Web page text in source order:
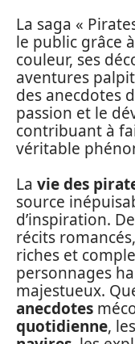
La saga «
le public grâce
couleur, ses
aventures
des anecdotes
passion et le
contribuant à
véritable
La vie des
source
d’inspiration.
récits
riches et
personnages
majestueux.
anecdotes
quotidienne,